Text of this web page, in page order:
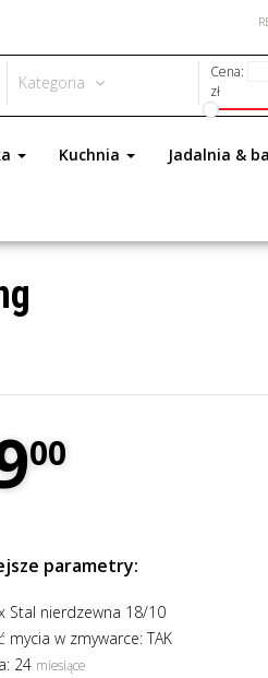
Kategoria
Cena:
zł
Kuchnia Jadalnia &
00
parametry:
Stal nierdzewna 18/10
mycia w zmywarce:TAK
24 miesiące